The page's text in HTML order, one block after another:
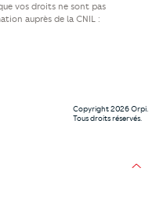
vos droits ne sont pas
auprès de la CNIL :
Copyright 2026 Orpi.
Tous droits réservés.